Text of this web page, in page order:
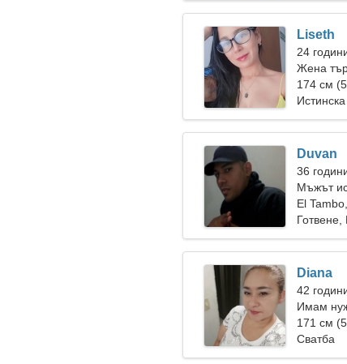
Liseth
24
Жена
174 см
Duvan
36
Мъжът
El
Готвене,
Diana
42
Имам
171 см
Сватба